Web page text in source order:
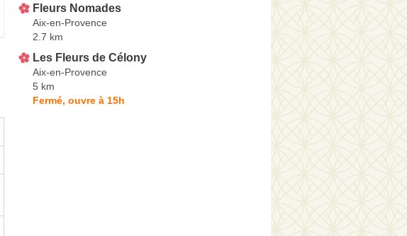
Fleurs Nomades
Aix-en-Provence
2.7 km
Les Fleurs de Célony
Aix-en-Provence
5 km
Fermé, ouvre à 15h